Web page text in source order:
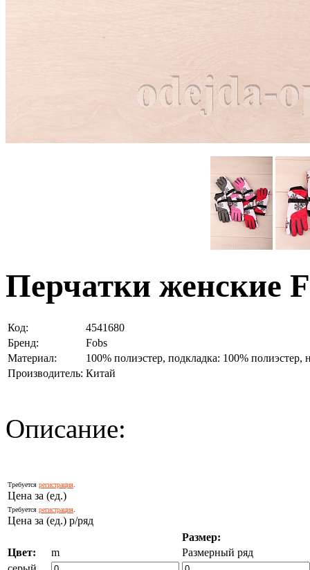
Перчатки женские
Код:
4541680
Бренд:
Fobs
Материал:
100% полиэстер, подкладка: 100% полиэстер,
Производитель: Китай
Описание:
Требуется регистрация
Цена за (ед.)
Требуется регистрация
Цена за (ед.) р/ряд
Размер:
Цвет:
m
Размерный ряд